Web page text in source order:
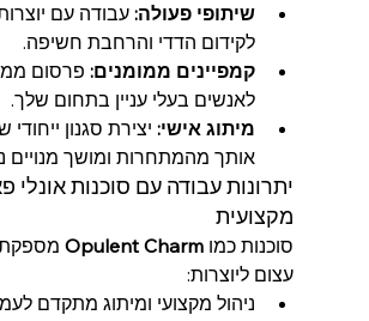
שיתופי פעולה: עבודה עם
לקידום הדדי והרחבת חשיפה.
קמפיינים ממומנים: פרסום
לאנשים בעלי עניין בתחום שלך.
מיתוג אישי: יצירת סגנון ייחודי
אותך מהמתחרות ומושך מנויים
יתרונות עבודה עם סוכנות אונלי
מקצועית
סוכנות כמו Opulent Charm מספקת
עצום ליוצרות:
ניהול מקצועי ומיתוג מתקדם